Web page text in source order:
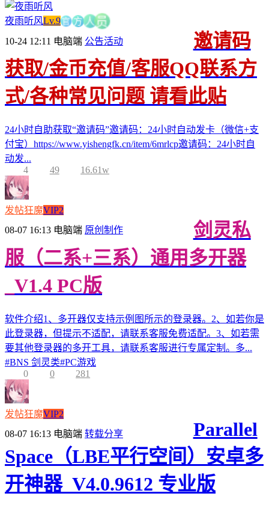
夜雨听风Lv.9官方 人 员
10-24 12:11 电脑端 公告活动
邀请码
获取/金币充值/客服QQ联系方
式/各种常见问题 请看此贴
24小时自助获取“邀请码”邀请码：24小时自动发卡（微信+支
付宝）https://www.yishengfk.cn/item/6mrlcp邀请码：24小时自
动发...
4
49 16.61w
发帖狂魔VIP2
08-07 16:13 电脑端 原创制作
剑灵私
服（二系+三系）通用多开器
_V1.4 PC版
软件介绍1、多开器仅支持示例图所示的登录器。2、如若你是
此登录器，但提示不适配，请联系客服免费适配。3、如若需
要其他登录器的多开工具，请联系客服进行专属定制。多...
#BNS 剑灵类#PC游戏
0
0 281
发帖狂魔VIP2
08-07 16:13 电脑端 转载分享
Parallel
Space（LBE平行空间）安卓多
开神器_V4.0.9612 专业版